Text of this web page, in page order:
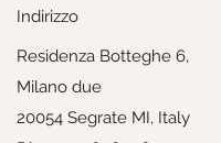
Indirizzo
Residenza Botteghe 6,
Milano due
20054 Segrate MI, Italy